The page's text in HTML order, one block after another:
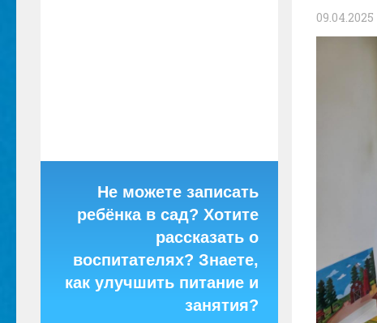
09.04.2025
Не можете записать
ребёнка в сад? Хотите
рассказать о
воспитателях? Знаете,
как улучшить питание и
занятия?